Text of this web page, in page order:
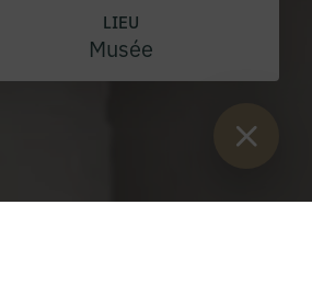
LIEU
Musée